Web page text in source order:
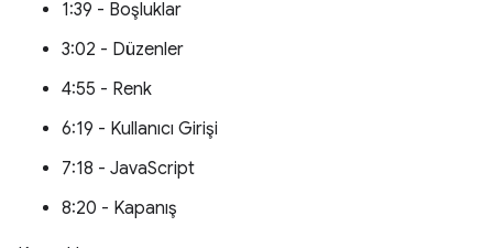
1:39 - Boşluklar
3:02 - Düzenler
4:55 - Renk
6:19 - Kullanıcı Girişi
7:18 - JavaScript
8:20 - Kapanış